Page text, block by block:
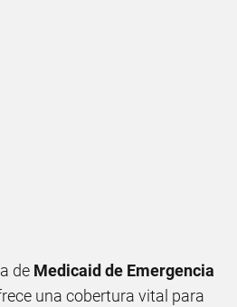
de Medicaid de Emergencia
una cobertura vital para